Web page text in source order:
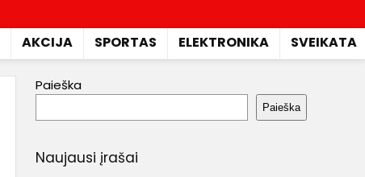
AKCIJA SPORTAS ELEKTRONIKA SVEIKATA
Paieška
Paieška
Naujausi įrašai